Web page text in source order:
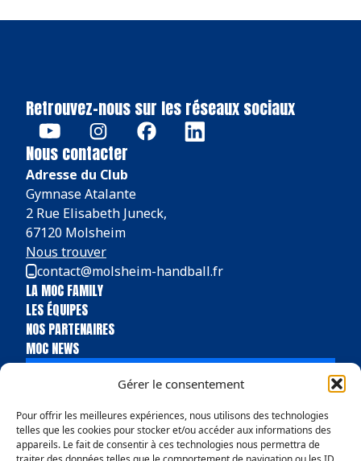
Gérer le consentement
Pour offrir les meilleures expériences, nous utilisons des technologies
telles que les cookies pour stocker et/ou accéder aux informations des
appareils. Le fait de consentir à ces technologies nous permettra de
Retrouvez-nous sur les réseaux sociaux
Nous contacter
Adresse du Club
Gymnase Atalante
2 Rue Elisabeth Juneck,
67120 Molsheim
Nous trouver
contact@molsheim-handball.fr
LA MOC FAMILY
LES ÉQUIPES
NOS PARTENAIRES
MOC NEWS
BILLETTERIE
BOUTIQUE